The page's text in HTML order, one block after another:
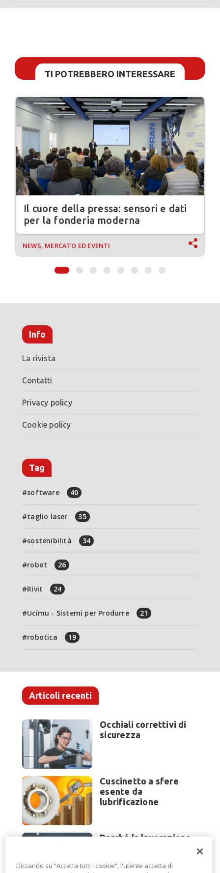
TI POTREBBERO INTERESSARE
Il cuore della pressa: sensori e dati
per la fonderia moderna
NEWS, MERCATO ED EVENTI
Info
La rivista
Contatti
Privacy policy
Cookie policy
Tag
software 40
taglio laser 35
sostenibilità 34
robot 26
Rivit 24
Ucimu - Sistemi per Produrre 21
robotica 19
Articoli recenti
Occhiali correttivi di
sicurezza
Cuscinetto a sfere
esente da
lubrificazione
Perché la lavorazione
EuroBLECH 2026?
Cliccando su “Accetta tutti i cookie”, l'utente accetta di